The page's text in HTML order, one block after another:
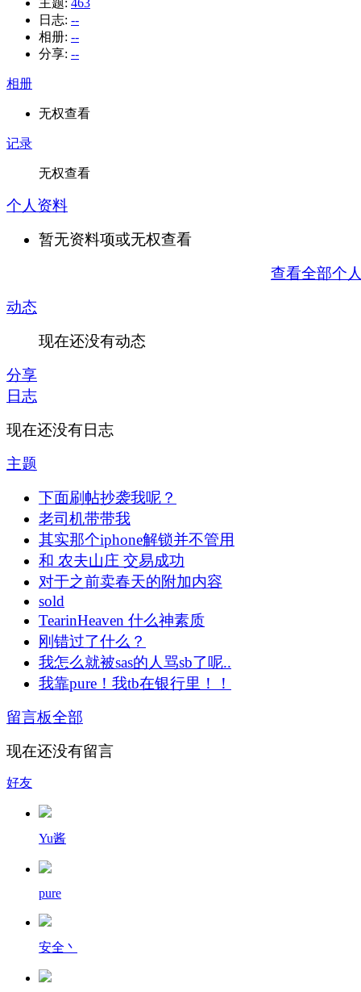
日志: --
相册: --
分享: --
相册
无权查看
记录
无权查看
个人资料
暂无资料项或无权查看
查看全部个
动态
现在还没有动态
分享
日志
现在还没有日志
主题
下面刷帖抄袭我呢？
老司机带带我
其实那个iphone解锁并不管用
和 农夫山庄 交易成功
对于之前卖春天的附加内容
sold
TearinHeaven 什么神素质
刚错过了什么？
我怎么就被sas的人骂sb了呢..
我靠pure！我tb在银行里！！
留言板全部
现在还没有留言
好友
Yu酱
pure
安全丶